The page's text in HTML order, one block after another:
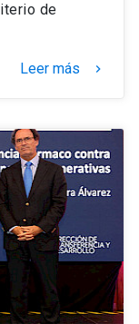
de
Leer más keyboard_arrow_right